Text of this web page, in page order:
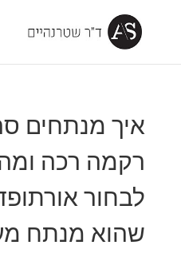
איך מנתחים
רקמה רכה
לבחור
שהוא מנתח